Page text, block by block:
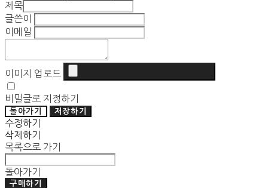
제목
글쓴이
이메일
이미지 업로드
비밀글로 지정하기
돌아가기 저장하기
수정하기
삭제하기
목록으로 가기
돌아가기
구매하기